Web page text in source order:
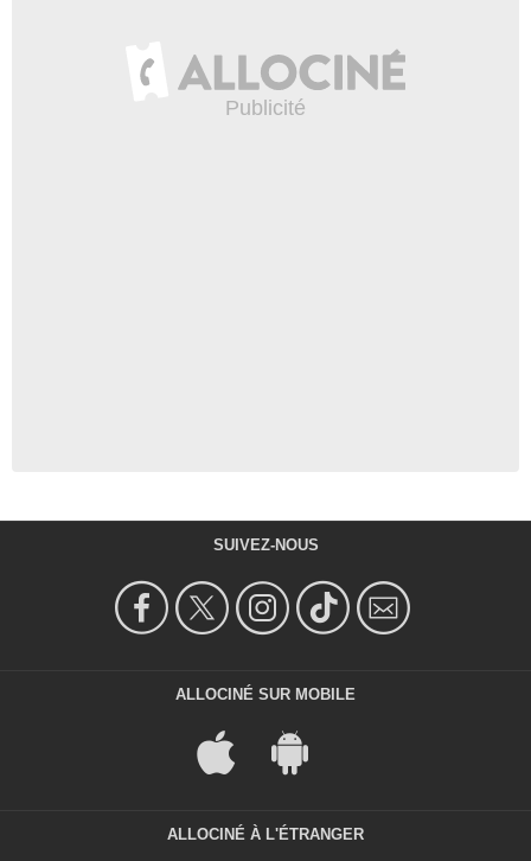
SUIVEZ-NOUS
ALLOCINÉ SUR MOBILE
ALLOCINÉ À L'ÉTRANGER